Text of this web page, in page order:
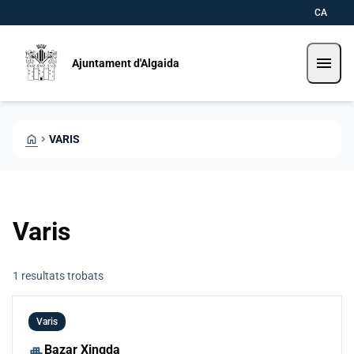
CA
Ajuntament d'Algaida menu
HOME CHEVRON_RIGHT VARIS
Varis
1 resultats trobats
Varis
Bazar Xingda